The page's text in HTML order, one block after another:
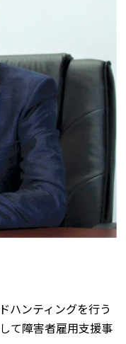
ハンティングを行う
て障害者雇用支援事